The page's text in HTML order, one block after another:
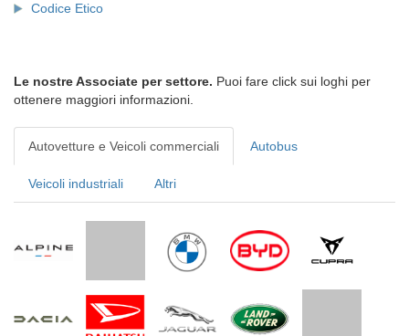
Codice Etico
Le nostre Associate per settore. Puoi fare click sui loghi per
ottenere maggiori informazioni.
Autovetture e Veicoli commerciali Autobus
Veicoli industriali Altri